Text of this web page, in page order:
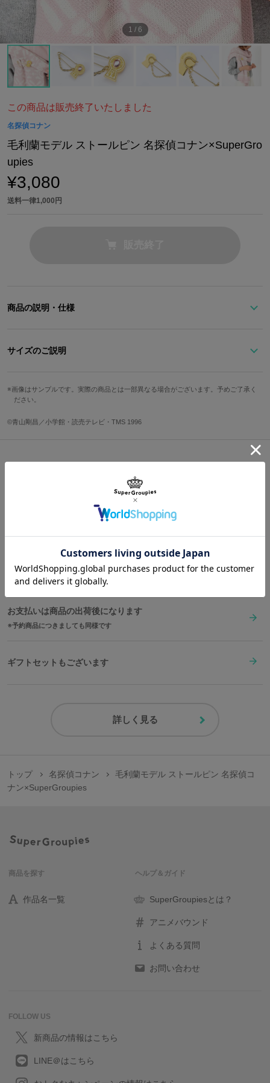
1 / 6
この商品は販売終了いたしました
名探偵コナン
毛利蘭モデル ストールピン 名探偵コナン×SuperGro
upies
¥3,080
送料一律1,000円
商品の説明・仕様
作品ならではのモチーフである『鍵穴』をイメージしたストールピ
リと輝きます。
ストールとセットで使うのはもちろん、アウターにワンポイントと
サイズのご説明
Free
画像はサンプルです。実際の商品とは一部異なる場合がございます。予めご了承く
ださい。
©青山剛昌／小学館・読売テレビ・TMS 1996
お買い物で困った時はこちらをチェック
在庫商品は2〜4営業日以内に出荷
お支払いは商品の出荷後になります
予約商品につきましても同様です
ギフトセットもございます
詳しく見る
トップ 名探偵コナン
毛利蘭モデル ストールピン 名探偵コ
ナン×SuperGroupies
商品を探す
作品名一覧
ヘルプ＆ガイド
SuperGroupiesとは？
アニメバウンド
よくある質問
お問い合わせ
FOLLOW US
新商品の情報はこちら
LINE＠はこちら